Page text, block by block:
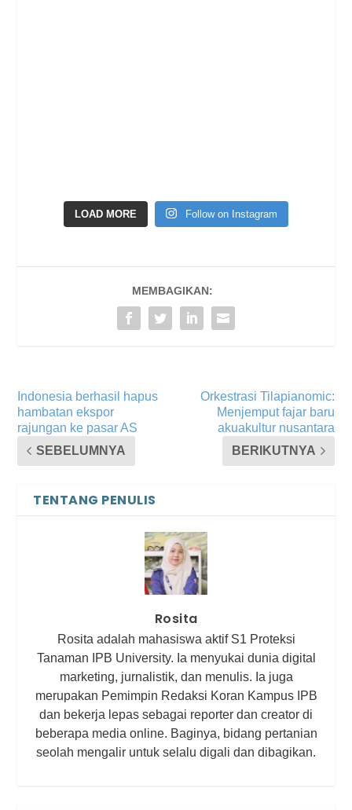
LOAD MORE Follow on Instagram
MEMBAGIKAN:
Indonesia berhasil hapus
hambatan ekspor
rajungan ke pasar AS
SEBELUMNYA
Orkestrasi Tilapianomic:
Menjemput fajar baru
akuakultur nusantara
BERIKUTNYA
TENTANG PENULIS
Rosita
Rosita adalah mahasiswa aktif S1 Proteksi
Tanaman IPB University. Ia menyukai dunia digital
marketing, jurnalistik, dan menulis. Ia juga
merupakan Pemimpin Redaksi Koran Kampus IPB
dan bekerja lepas sebagai reporter dan creator di
beberapa media online. Baginya, bidang pertanian
seolah mengalir untuk selalu digali dan dibagikan.